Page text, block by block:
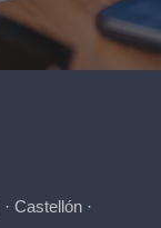
· Castellón·